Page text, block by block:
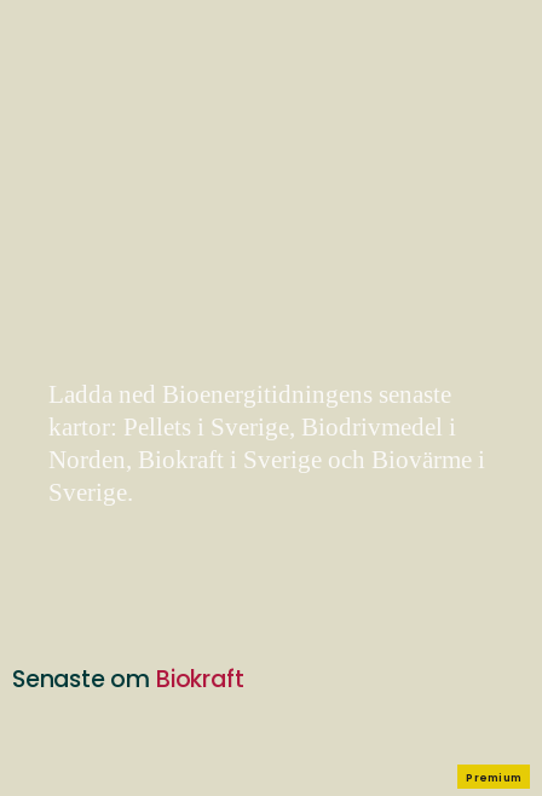
Ladda ned Bioenergitidningens senaste
kartor: Pellets i Sverige, Biodrivmedel i
Norden, Biokraft i Sverige och Biovärme i
Sverige.
Senaste om Biokraft
Premium